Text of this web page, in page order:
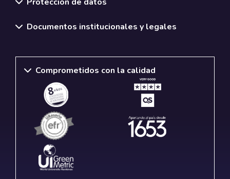
Documentos institucionales y legales
Comprometidos con la calidad